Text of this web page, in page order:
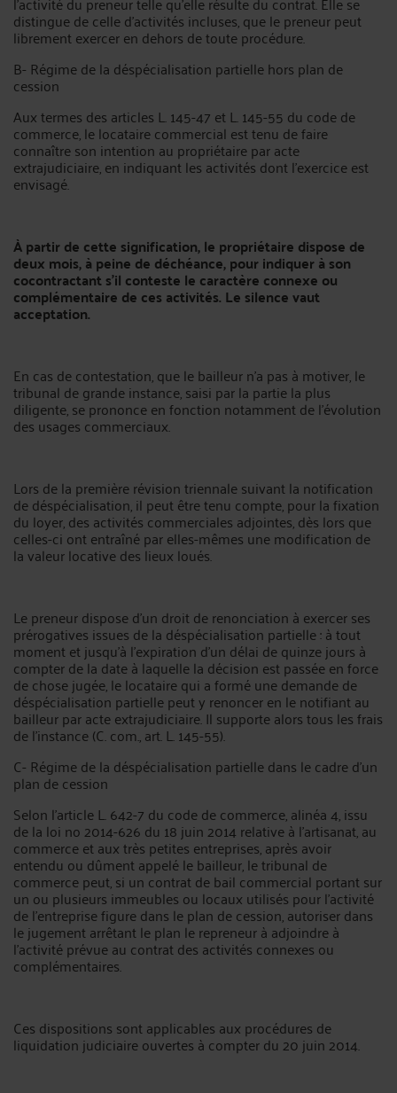
distingue de celle d’activités incluses, que le preneur peut
librement exercer en dehors de toute procédure.
B- Régime de la déspécialisation partielle hors plan de
cession
Aux termes des articles L. 145-47 et L. 145-55 du code de
commerce, le locataire commercial est tenu de faire
connaître son intention au propriétaire par acte
extrajudiciaire, en indiquant les activités dont l’exercice est
envisagé.
À partir de cette signification, le propriétaire dispose de
deux mois, à peine de déchéance, pour indiquer à son
cocontractant s’il conteste le caractère connexe ou
complémentaire de ces activités. Le silence vaut
acceptation.
En cas de contestation, que le bailleur n'a pas à motiver, le
tribunal de grande instance, saisi par la partie la plus
diligente, se prononce en fonction notamment de l’évolution
des usages commerciaux.
Lors de la première révision triennale suivant la notification
de déspécialisation, il peut être tenu compte, pour la fixation
du loyer, des activités commerciales adjointes, dès lors que
celles-ci ont entraîné par elles-mêmes une modification de
la valeur locative des lieux loués.
Le preneur dispose d’un droit de renonciation à exercer ses
prérogatives issues de la déspécialisation partielle : à tout
moment et jusqu’à l’expiration d’un délai de quinze jours à
compter de la date à laquelle la décision est passée en force
de chose jugée, le locataire qui a formé une demande de
déspécialisation partielle peut y renoncer en le notifiant au
bailleur par acte extrajudiciaire. Il supporte alors tous les frais
de l’instance (C. com., art. L. 145-55).
C- Régime de la déspécialisation partielle dans le cadre d’un
plan de cession
Selon l’article L. 642-7 du code de commerce, alinéa 4, issu
de la loi no 2014-626 du 18 juin 2014 relative à l’artisanat, au
commerce et aux très petites entreprises, après avoir
entendu ou dûment appelé le bailleur, le tribunal de
commerce peut, si un contrat de bail commercial portant sur
un ou plusieurs immeubles ou locaux utilisés pour l’activité
de l’entreprise figure dans le plan de cession, autoriser dans
le jugement arrêtant le plan le repreneur à adjoindre à
l’activité prévue au contrat des activités connexes ou
complémentaires.
Ces dispositions sont applicables aux procédures de
liquidation judiciaire ouvertes à compter du 20 juin 2014.